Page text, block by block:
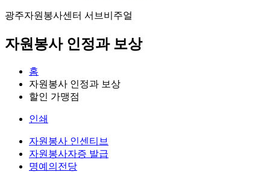
광주자원봉사센터 서브비주얼
자원봉사 인정과 보상
홈
자원봉사 인정과 보상
할인 가맹점
인쇄
자원봉사 인센티브
자원봉사자증 발급
명예의전당